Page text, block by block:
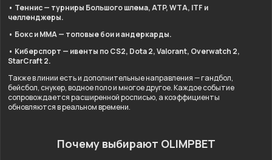
• Теннис — турниры Большого шлема, ATP, WTA, ITF и
челленджеры.
• Бокс и ММА — топовые бои и андеркарды.
• Киберспорт — ивенты по CS2, Dota 2, Valorant, Overwatch 2,
StarCraft 2.
Также в линии есть и дополнительные направления — гандбол,
бейсбол, снукер, водное поло и многое другое. Каждое событие
сопровождается расширенной росписью, а коэффициенты
обновляются в реальном времени.
Почему выбирают OLIMPBET